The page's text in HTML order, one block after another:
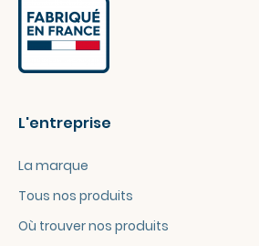
L'entreprise
La marque
Tous nos produits
Où trouver nos produits